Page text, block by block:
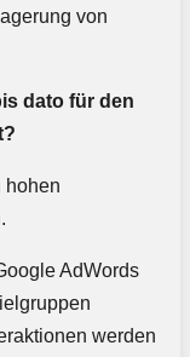
von
dato für den
hohen
AdWords
werden